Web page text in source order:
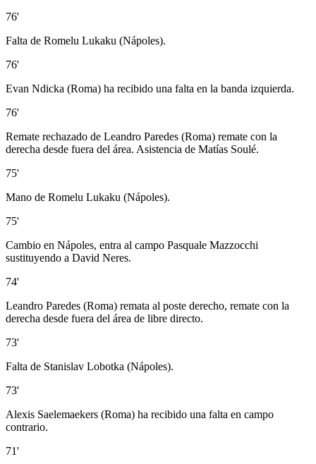
76'
Falta de Romelu Lukaku (Nápoles).
76'
Evan Ndicka (Roma) ha recibido una falta en la banda izquierda.
76'
Remate rechazado de Leandro Paredes (Roma) remate con la
derecha desde fuera del área. Asistencia de Matías Soulé.
75'
Mano de Romelu Lukaku (Nápoles).
75'
Cambio en Nápoles, entra al campo Pasquale Mazzocchi
sustituyendo a David Neres.
74'
Leandro Paredes (Roma) remata al poste derecho, remate con la
derecha desde fuera del área de libre directo.
73'
Falta de Stanislav Lobotka (Nápoles).
73'
Alexis Saelemaekers (Roma) ha recibido una falta en campo
contrario.
71'